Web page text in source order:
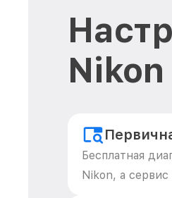
Бесплатная
Nikon, а